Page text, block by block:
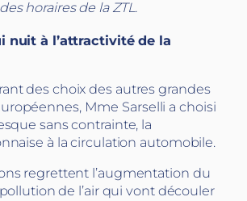
horaires de la ZTL.
nuit à l’attractivité de la
des choix des autres grandes
Mme Sarselli a choisi
sans contrainte, la
à la circulation automobile.
regrettent l’augmentation du
de l’air qui vont découler